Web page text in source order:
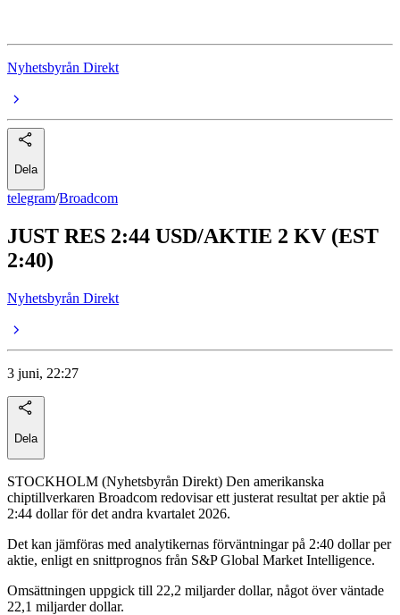
Nyhetsbyrån Direkt
Dela
telegram/Broadcom
JUST RES 2:44 USD/AKTIE 2 KV (EST
2:40)
Nyhetsbyrån Direkt
3 juni, 22:27
Dela
STOCKHOLM (Nyhetsbyrån Direkt) Den amerikanska
chiptillverkaren Broadcom redovisar ett justerat resultat per aktie på
2:44 dollar för det andra kvartalet 2026.
Det kan jämföras med analytikernas förväntningar på 2:40 dollar per
aktie, enligt en snittprognos från S&P Global Market Intelligence.
Omsättningen uppgick till 22,2 miljarder dollar, något över väntade
22,1 miljarder dollar.